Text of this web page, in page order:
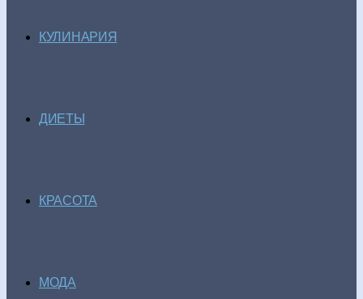
КУЛИНАРИЯ
ДИЕТЫ
КРАСОТА
МОДА